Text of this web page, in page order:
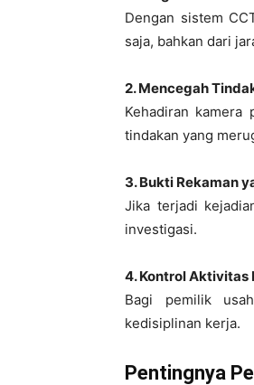
Dengan sistem
saja, bahkan dari
2. Mencegah
Kehadiran kamera
tindakan yang
3. Bukti Rekaman
Jika terjadi
investigasi.
4. Kontrol Aktivitas
Bagi pemilik
kedisiplinan kerja.
Pentingnya